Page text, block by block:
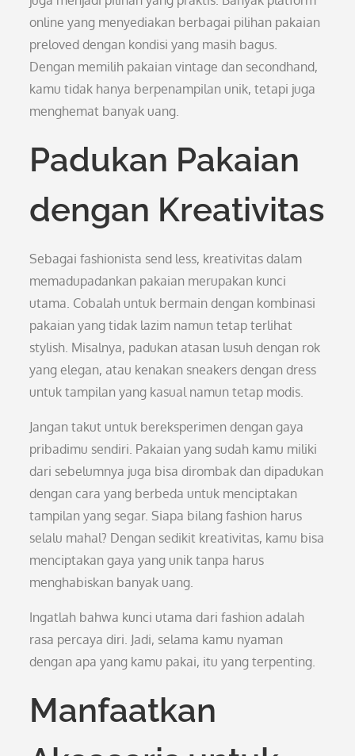
online yang menyediakan berbagai pilihan pakaian
preloved dengan kondisi yang masih bagus.
Dengan memilih pakaian vintage dan secondhand,
kamu tidak hanya berpenampilan unik, tetapi juga
menghemat banyak uang.
Padukan Pakaian
dengan Kreativitas
Sebagai fashionista send less, kreativitas dalam
memadupadankan pakaian merupakan kunci
utama. Cobalah untuk bermain dengan kombinasi
pakaian yang tidak lazim namun tetap terlihat
stylish. Misalnya, padukan atasan lusuh dengan rok
yang elegan, atau kenakan sneakers dengan dress
untuk tampilan yang kasual namun tetap modis.
Jangan takut untuk bereksperimen dengan gaya
pribadimu sendiri. Pakaian yang sudah kamu miliki
dari sebelumnya juga bisa dirombak dan dipadukan
dengan cara yang berbeda untuk menciptakan
tampilan yang segar. Siapa bilang fashion harus
selalu mahal? Dengan sedikit kreativitas, kamu bisa
menciptakan gaya yang unik tanpa harus
menghabiskan banyak uang.
Ingatlah bahwa kunci utama dari fashion adalah
rasa percaya diri. Jadi, selama kamu nyaman
dengan apa yang kamu pakai, itu yang terpenting.
Manfaatkan